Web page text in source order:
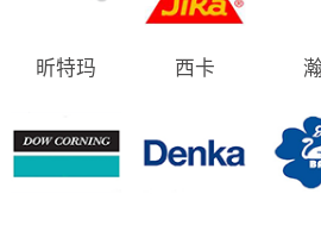
昕特玛 西卡